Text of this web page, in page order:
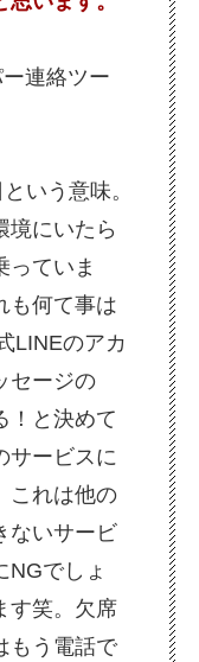
連絡ツー
いう意味。
境にいたら
っていま
も何て事は
LINEのアカ
セージの
！と決めて
サービスに
これは他の
ないサービ
NGでしょ
す笑。欠席
もう電話で